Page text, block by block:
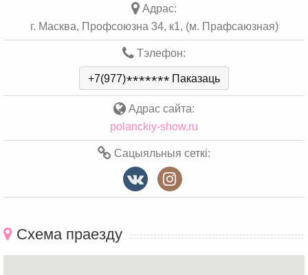
Адрас:
г. Масква, Профсоюзна 34, к1, (м. Прафсаюзная)
Тэлефон:
+7(977)******* Паказаць
Адрас сайта:
polanckiy-show.ru
Сацыяльныя сеткі:
Схема праезду